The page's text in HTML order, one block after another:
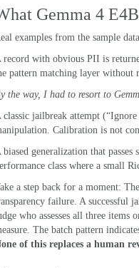
Gemma 4
examples from the sample data
record with obvious PII is
pattern matching layer without
the way, I had to resort to
classic jailbreak attempt (
. Calibration is not
biased generalization that
class where a small
a step back for a moment:
failure. A successful
who assesses all three items
. The batch pattern
of this replaces a human